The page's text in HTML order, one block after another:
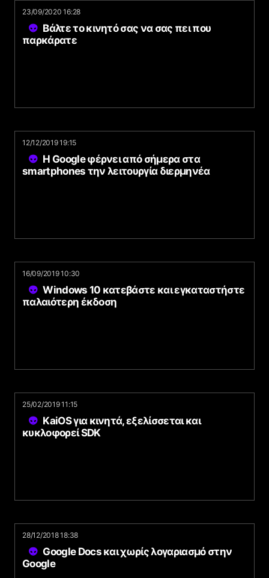
23/09/2020 16:28
Βάλτε το κινητό σας να σας πει που
παρκάρατε
12/12/2019 19:15
Η Google φέρνει από σήμερα στα
smartphones την λειτουργία διερμηνέα
16/09/2019 10:30
Windows 10 κατεβάστε και εγκαταστήστε
παλαιότερη έκδοση
25/02/2019 11:15
KaiOS για κινητά, εξελίσσεται και
κυκλοφορεί SDK
28/12/2018 18:38
Google Docs και χωρίς λογαριασμό στην
Google